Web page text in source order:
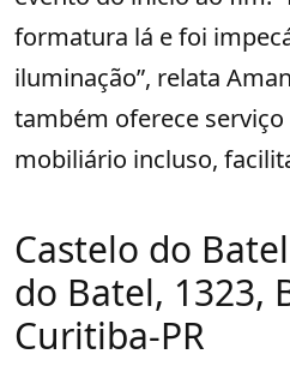
formatura lá e foi
iluminação”, relata
também oferece
mobiliário incluso,
Castelo do
do Batel, 1323,
Curitiba-PR